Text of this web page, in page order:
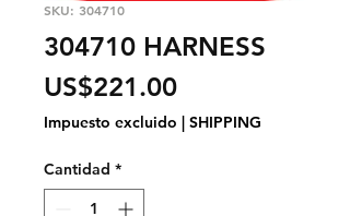
SKU: 304710
304710 HARNESS
US$221.00Precio
Impuesto excluido SHIPPING
Cantidad *